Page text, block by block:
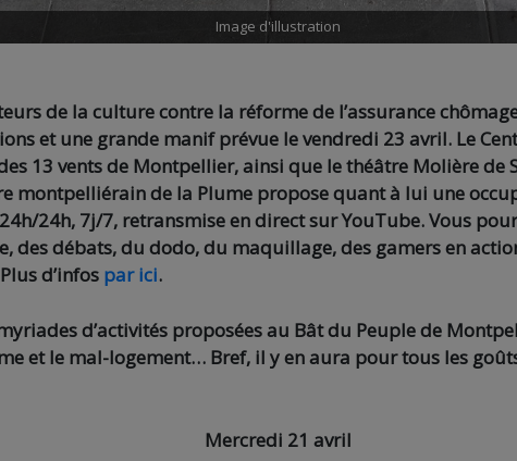
Image d'illustration
de la culture contre la réforme de l’assurance
et une grande manif prévue le vendredi 23 avril. Le
13 vents de Montpellier, ainsi que le théâtre Molière de
montpelliérain de la Plume propose quant à lui une
24h, 7j/7, retransmise en direct sur YouTube. Vous
des débats, du dodo, du maquillage, des gamers en
d’infos par ici.
d’activités proposées au Bât du Peuple de
et le mal-logement… Bref, il y en aura pour tous les
Mercredi 21 avril